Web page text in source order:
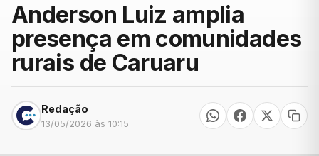
Anderson Luiz amplia
presença em comunidades
rurais de Caruaru
Redação
13/05/2026 às 10:15